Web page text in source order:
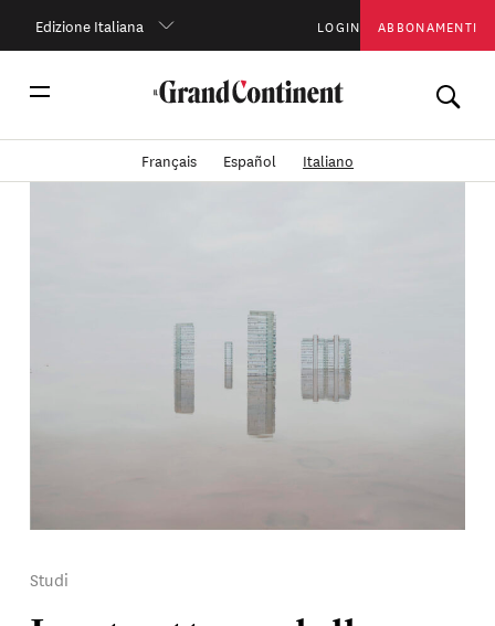
Edizione Italiana LOGIN ABBONAMENTI
Français Español Italiano
Studi